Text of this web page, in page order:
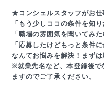
★コンシェルスタッフがお
「もう少しココの条件を知り
「職場の雰囲気を聞いてみた
「応募したけどもっと条件
なんてお悩みを解決！まず
※就業先名など、本登録後で
ますのでご了承ください。